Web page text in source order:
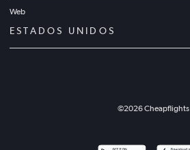
Web
ESTADOS UNIDOS
©2026Cheapflights